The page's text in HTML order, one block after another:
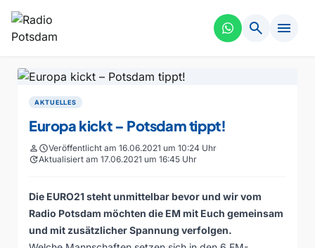
search menu
AKTUELLES
Europa kickt – Potsdam tippt!
personscheduleVeröffentlicht am 16.06.2021 um 10:24 Uhr
updateAktualisiert am 17.06.2021 um 16:45 Uhr
Die EURO21 steht unmittelbar bevor und wir vom
Radio Potsdam möchten die EM mit Euch gemeinsam
und mit zusätzlicher Spannung verfolgen.